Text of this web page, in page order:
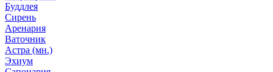
Буддлея
Сирень
Аренария
Ваточник
Астра (мн.)
Эхиум